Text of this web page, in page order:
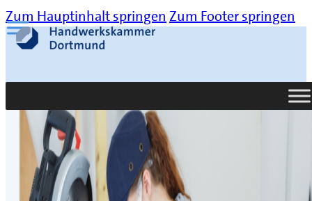
Zum Hauptinhalt springen Zum Footer springen
Suche